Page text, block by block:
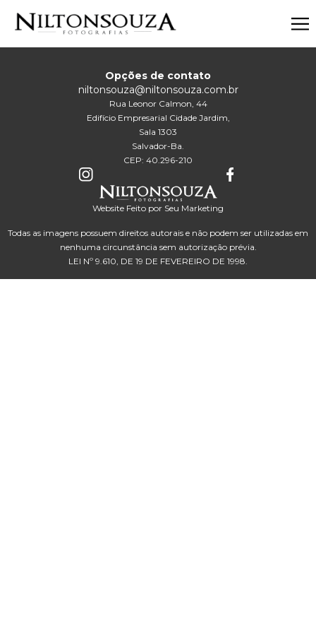
Opções de contato
niltonsouza@niltonsouza.com.br
Rua Leonor Calmon, 44
Edifício Empresarial Cidade Jardim,
Sala 1303
Salvador-Ba.
CEP: 40.296-210
Website Feito por Seu Marketing
Todas as imagens possuem direitos autorais e não podem ser utilizadas em
nenhuma circunstância sem autorização prévia.
LEI Nº 9.610, DE 19 DE FEVEREIRO DE 1998.